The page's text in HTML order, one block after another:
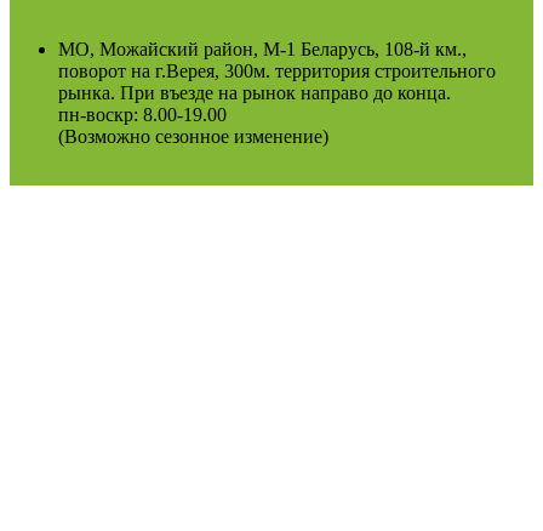
МО, Можайский район, М-1 Беларусь, 108-й км.,
поворот на г.Верея, 300м. территория строительного
рынка. При въезде на рынок направо до конца.
пн-воскр: 8.00-19.00
(Возможно сезонное изменение)